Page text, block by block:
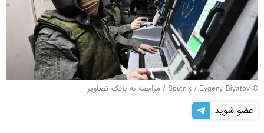
© Sputnik / Evgeny Biyatov
/ مراجعه به بانک تصاویر
عضو شوید